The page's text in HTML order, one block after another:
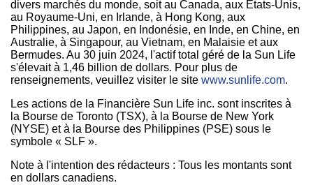
divers marchés du monde, soit au Canada, aux États-Unis,
au Royaume-Uni, en Irlande, à Hong Kong, aux
Philippines, au Japon, en Indonésie, en Inde, en Chine, en
Australie, à Singapour, au Vietnam, en Malaisie et aux
Bermudes. Au 30 juin 2024, l'actif total géré de la Sun Life
s'élevait à 1,46 billion de dollars. Pour plus de
renseignements, veuillez visiter le site www.sunlife.com.
Les actions de la Financière Sun Life inc. sont inscrites à
la Bourse de Toronto (TSX), à la Bourse de New York
(NYSE) et à la Bourse des Philippines (PSE) sous le
symbole « SLF ».
Note à l'intention des rédacteurs : Tous les montants sont
en dollars canadiens.